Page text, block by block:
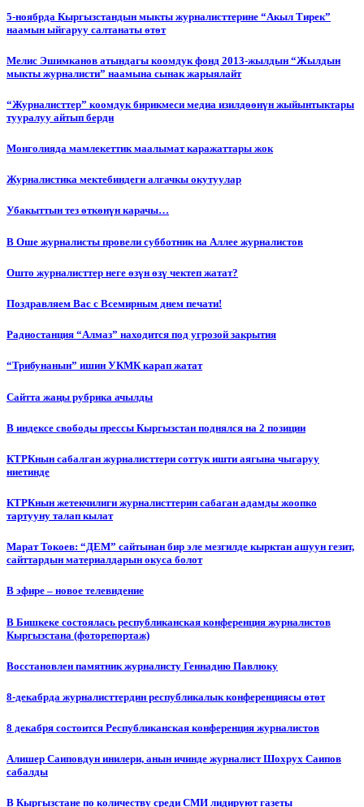
5-ноябрда Кыргызстандын мыкты журналисттерине “Акыл Тирек”
наамын ыйгаруу салтанаты өтөт
Мелис Эшимканов атындагы коомдук фонд 2013-жылдын “Жылдын
мыкты журналисти” наамына сынак жарыялайт
“Журналисттер” коомдук бирикмеси медиа изилдөөнүн жыйынтыктары
тууралуу айтып берди
Монголияда мамлекеттик маалымат каражаттары жок
Журналистика мектебиндеги алгачкы окутуулар
Убакыттын тез өткөнүн карачы…
В Оше журналисты провели субботник на Аллее журналистов
Ошто журналисттер неге өзүн өзү чектеп жатат?
Поздравляем Вас с Всемирным днем печати!
Радиостанция “Алмаз” находится под угрозой закрытия
“Трибунанын” ишин УКМК карап жатат
Сайтта жаңы рубрика ачылды
В индексе свободы прессы Кыргызстан поднялся на 2 позиции
КТРКнын сабалган журналисттери соттук ишти аягына чыгаруу
ниетинде
КТРКнын жетекчилиги журналисттерин сабаган адамды жоопко
тартууну талап кылат
Марат Токоев: “ДЕМ” сайтынан бир эле мезгилде кырктан ашуун гезит,
сайттардын материалдарын окуса болот
В эфире – новое телевидение
В Бишкеке состоялась республиканская конференция журналистов
Кыргызстана (фоторепортаж)
Восстановлен памятник журналисту Геннадию Павлюку
8-декабрда журналисттердин республикалык конференциясы өтөт
8 декабря состоится Республиканская конференция журналистов
Алишер Саиповдун инилери, анын ичинде журналист Шохрух Саипов
сабалды
В Кыргызстане по количеству среди СМИ лидируют газеты